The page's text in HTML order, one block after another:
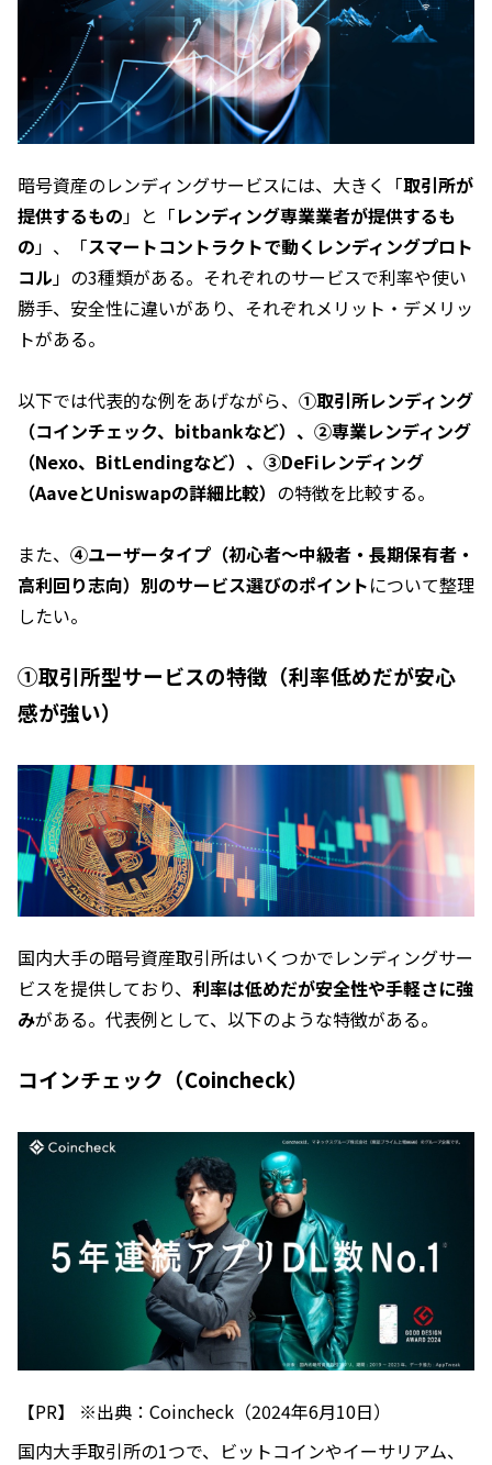
暗号資産のレンディングサービスには、大きく「取引所が
提供するもの 」と「レンディング専業業者が提供するも
の 」、「スマートコントラクトで動くレンディングプロト
コル」の3種類がある。それぞれのサービスで利率や使い
勝手、安全性に違いがあり、それぞれメリット・デメリッ
トがある。
以下では代表的な例をあげながら、 ①取引所レンディング
（コインチェック、bitbankなど）、②専業レンディング
（Nexo、BitLendingなど）、③DeFiレンディング
（AaveとUniswapの詳細比較） の特徴を比較する。
また、 ④ユーザータイプ（初心者～中級者・長期保有者・
高利回り志向）別のサービス選びのポイントについて整理
したい。
①取引所型サービスの特徴（利率低めだが安心
感が強い）
国内大手の暗号資産取引所はいくつかでレンディングサー
ビスを提供しており、 利率は低めだが安全性や手軽さに強
みがある。代表例として、以下のような特徴がある。
コインチェック（Coincheck）
【PR】 ※出典：Coincheck（2024年6月10日）
国内大手取引所の1つで、ビットコインやイーサリアム、